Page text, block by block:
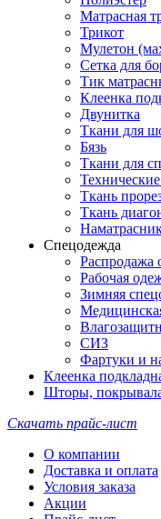
Матрасная
Трикот
Мулетон
Сетка для
Тик
Клеенка
Двунитка
Ткани для
Бязь
Ткани для
Ткань
Ткань
Спецодежда
Распродажа
Рабочая
Зимняя
СИЗ
Фартуки и
Клеенка
Шторы,
Скачать прайс-лист
О компании
Доставка и оплата
Условия заказа
Акции